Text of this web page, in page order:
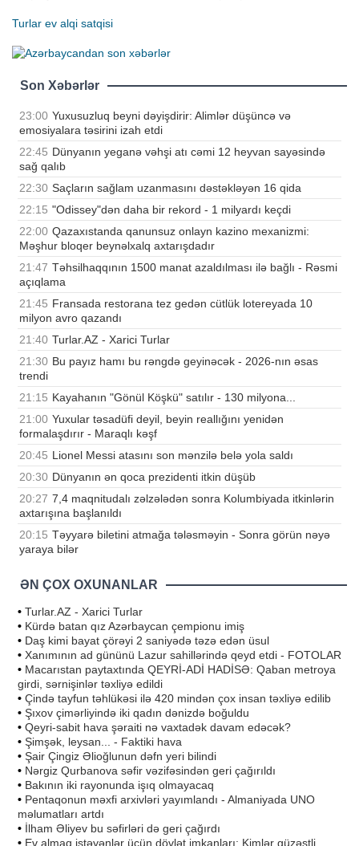
Turlar ev alqi satqisi
Son Xəbərlər
23:00 Yuxusuzluq beyni dəyişdirir: Alimlər düşüncə və
emosiyalara təsirini izah etdi
22:45 Dünyanın yeganə vəhşi atı cəmi 12 heyvan sayəsində
sağ qalıb
22:30 Saçların sağlam uzanmasını dəstəkləyən 16 qida
22:15 "Odissey"dən daha bir rekord - 1 milyardı keçdi
22:00 Qazaxıstanda qanunsuz onlayn kazino mexanizmi:
Məşhur bloqer beynəlxalq axtarışdadır
21:47 Təhsilhaqqının 1500 manat azaldılması ilə bağlı - Rəsmi
açıqlama
21:45 Fransada restorana tez gedən cütlük lotereyada 10
milyon avro qazandı
21:40 Turlar.AZ - Xarici Turlar
21:30 Bu payız hamı bu rəngdə geyinəcək - 2026-nın əsas
trendi
21:15 Kayahanın "Gönül Köşkü" satılır - 130 milyona...
21:00 Yuxular təsadüfi deyil, beyin reallığını yenidən
formalaşdırır - Maraqlı kəşf
20:45 Lionel Messi atasını son mənzilə belə yola saldı
20:30 Dünyanın ən qoca prezidenti itkin düşüb
20:27 7,4 maqnitudalı zəlzələdən sonra Kolumbiyada itkinlərin
axtarışına başlanıldı
20:15 Təyyarə biletini atmağa tələsməyin - Sonra görün nəyə
yaraya bilər
ƏN ÇOX OXUNANLAR
• Turlar.AZ - Xarici Turlar
• Kürdə batan qız Azərbaycan çempionu imiş
• Daş kimi bayat çörəyi 2 saniyədə təzə edən üsul
• Xanımının ad gününü Lazur sahillərində qeyd etdi - FOTOLAR
• Macarıstan paytaxtında QEYRİ-ADİ HADİSƏ: Qaban metroya
girdi, sərnişinlər təxliyə edildi
• Çində tayfun təhlükəsi ilə 420 mindən çox insan təxliyə edilib
• Şıxov çimərliyində iki qadın dənizdə boğuldu
• Qeyri-sabit hava şəraiti nə vaxtadək davam edəcək?
• Şimşək, leysan... - Faktiki hava
• Şair Çingiz Əlioğlunun dəfn yeri bilindi
• Nərgiz Qurbanova səfir vəzifəsindən geri çağırıldı
• Bakının iki rayonunda işıq olmayacaq
• Pentaqonun məxfi arxivləri yayımlandı - Almaniyada UNO
məlumatları artdı
• İlham Əliyev bu səfirləri də geri çağırdı
• Ev almaq istəyənlər üçün dövlət imkanları: Kimlər güzəştli